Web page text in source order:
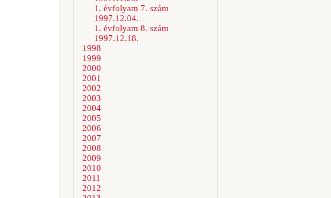
1. évfolyam 7. szám
1997.12.04.
1. évfolyam 8. szám
1997.12.18.
1998
1999
2000
2001
2002
2003
2004
2005
2006
2007
2008
2009
2010
2011
2012